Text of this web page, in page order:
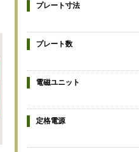
プレート寸法
プレート数
電磁ユニット
定格電源